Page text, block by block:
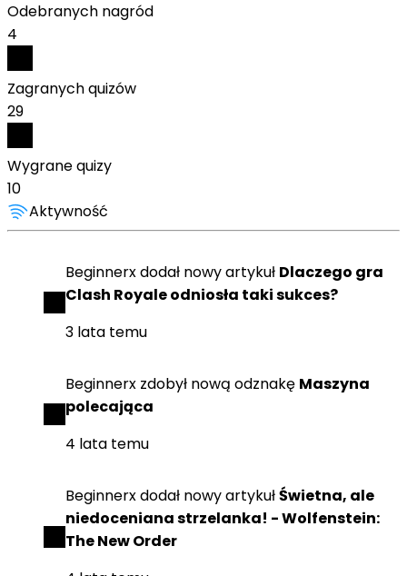
Odebranych nagród
4
Zagranych quizów
29
Wygrane quizy
10
Aktywność
Beginnerxdodał nowy artykuł Dlaczego gra
Clash Royale odniosła taki sukces?
3 lata temu
Beginnerx zdobył nową odznakę Maszyna
polecająca
4 lata temu
Beginnerxdodał nowy artykułŚwietna, ale
niedoceniana strzelanka! - Wolfenstein:
The New Order